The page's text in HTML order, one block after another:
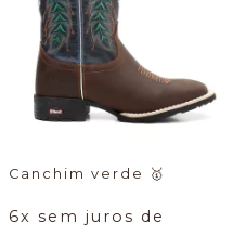
Canchim verde 🥇
6x sem juros de